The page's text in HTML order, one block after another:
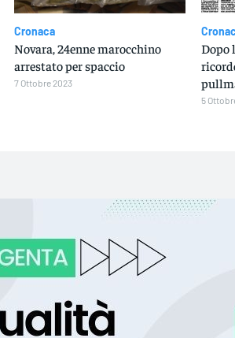
Cronaca
Novara, 24enne marocchino
arrestato per spaccio
7 Ottobre 2023
Dopo
5